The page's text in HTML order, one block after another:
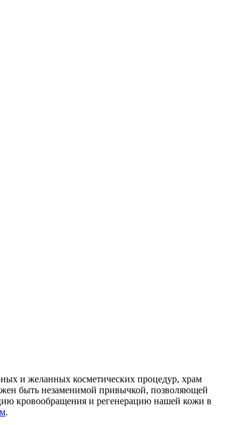
и желанных косметических процедур, храм
быть незаменимой привычкой, позволяющей
кровообращения и регенерацию нашей кожи в
.